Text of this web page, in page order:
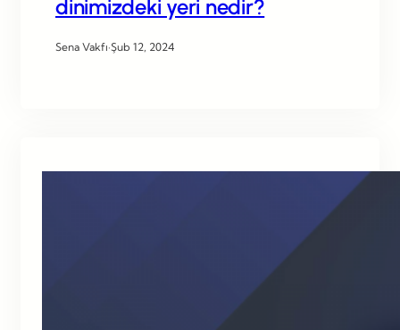
dinimizdeki yeri nedir?
Sena Vakfı·Şub 12, 2024